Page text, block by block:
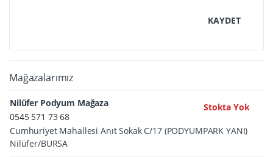
KAYDET
Mağazalarımız
Nilüfer Podyum Mağaza
Stokta Yok
0545 571 73 68
Cumhuriyet Mahallesi Anıt Sokak C/17 (PODYUMPARK YANI)
Nilüfer/BURSA